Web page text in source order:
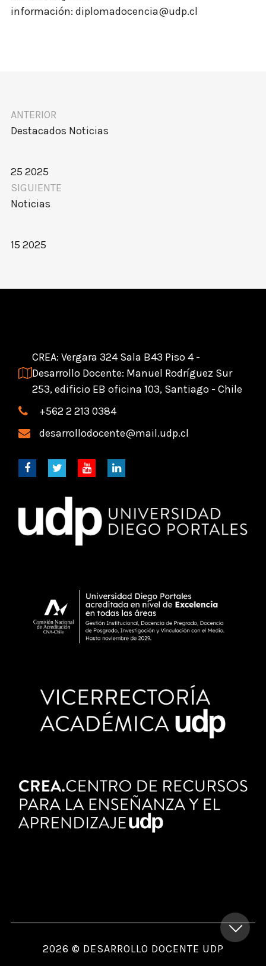
información: diplomadocencia@udp.cl
ANTERIOR
Destacados Noticias
25 2025
SIGUIENTE
Noticias
15 2025
CREA: Vergara 324 Sala B43 Piso 4 -
Desarrollo Docente: Manuel Rodríguez Sur
253, edificio EB oficina 103, Santiago - Chile
+562 2 213 0384
desarrollodocente@mail.udp.cl
2026 © DESARROLLO DOCENTE UDP